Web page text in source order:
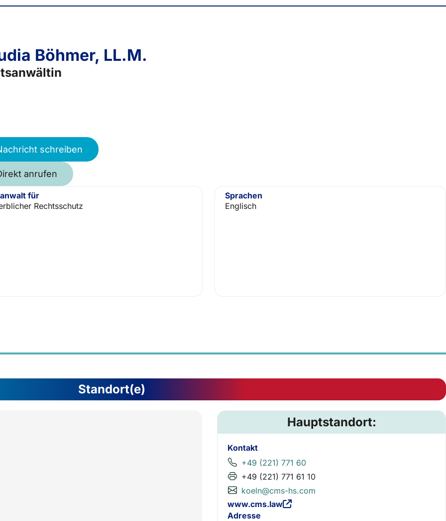
Böhmer, LL.M.
schreiben
anrufen
für
Rechtsschutz
Sprachen
Englisch
Standort(e)
Hauptstandort:
Kontakt
+49 (221) 771 60
+49 (221) 771 61 10
koeln@cms-hs.com
www.cms.law
Adresse